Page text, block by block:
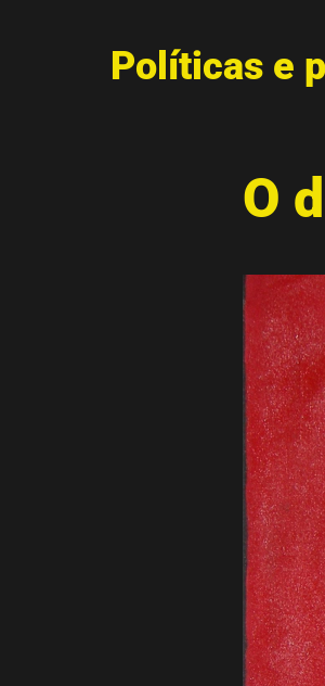
Políticas e
O